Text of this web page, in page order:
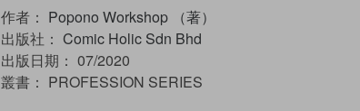
作者： Popono Workshop （著）
出版社： Comic Holic Sdn Bhd
出版日期： 07/2020
叢書： PROFESSION SERIES